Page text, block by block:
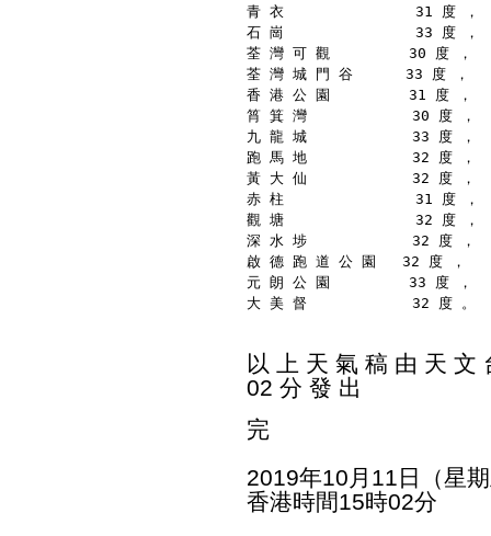
青 衣               31 度 ，
石 崗               33 度 ，
荃 灣 可 觀         30 度 ，
荃 灣 城 門 谷      33 度 ，
香 港 公 園         31 度 ，
筲 箕 灣            30 度 ，
九 龍 城            33 度 ，
跑 馬 地            32 度 ，
黃 大 仙            32 度 ，
赤 柱               31 度 ，
觀 塘               32 度 ，
深 水 埗            32 度 ，
啟 德 跑 道 公 園   32 度 ，
元 朗 公 園         33 度 ，
大 美 督            32 度 。
以 上 天 氣 稿 由 天 文
02 分 發 出
完
2019年10月11日（星
香港時間15時02分